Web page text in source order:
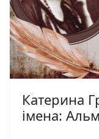
Катерина
імена: